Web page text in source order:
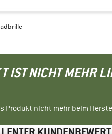
IST NICHT MEHR
Produkt nicht mehr beim